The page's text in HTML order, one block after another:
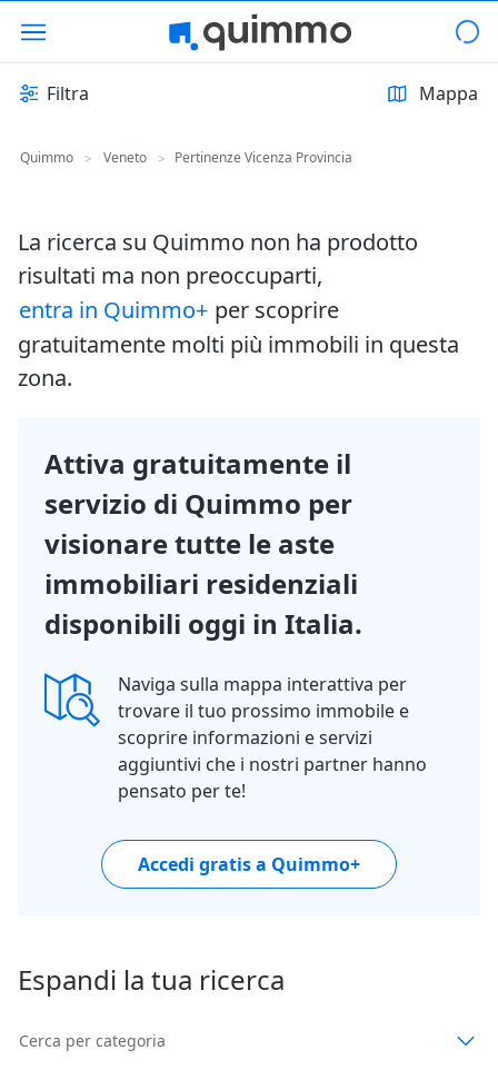
Filtra Mappa
Quimmo > Veneto > Pertinenze Vicenza Provincia
La ricerca su Quimmo non ha prodotto
risultati ma non preoccuparti,
entra in Quimmo+ per scoprire
gratuitamente molti più immobili in questa
zona.
Attiva gratuitamente il
servizio di Quimmo per
visionare tutte le aste
immobiliari residenziali
disponibili oggi in Italia.
Naviga sulla mappa interattiva per
trovare il tuo prossimo immobile e
scoprire informazioni e servizi
aggiuntivi che i nostri partner hanno
pensato per te!
Accedi gratis a Quimmo+
Espandi la tua ricerca
Cerca per categoria